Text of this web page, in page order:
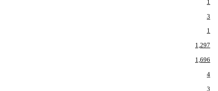
1
3
1
1,297
1,696
4
3